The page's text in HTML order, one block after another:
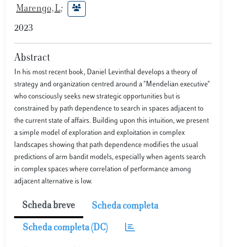
Marengo, L;
2023
Abstract
In his most recent book, Daniel Levinthal develops a theory of
strategy and organization centred around a "Mendelian executive"
who consciously seeks new strategic opportunities but is
constrained by path dependence to search in spaces adjacent to
the current state of affairs. Building upon this intuition, we present
a simple model of exploration and exploitation in complex
landscapes showing that path dependence modifies the usual
predictions of arm bandit models, especially when agents search
in complex spaces where correlation of performance among
adjacent alternative is low.
Scheda breve Scheda completa
Scheda completa (DC)